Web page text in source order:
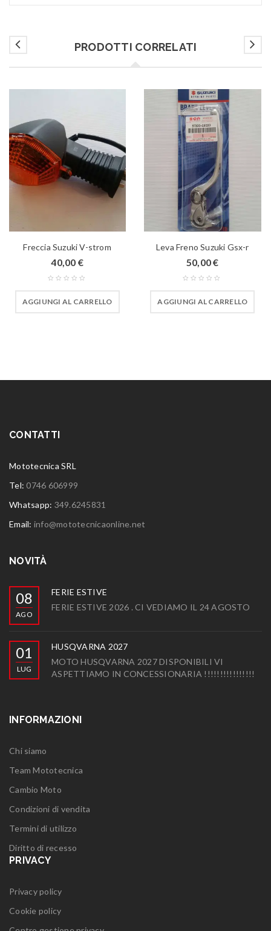
PRODOTTI CORRELATI
Freccia Suzuki V-strom
40,00 €
AGGIUNGI AL CARRELLO
Leva Freno Suzuki Gsx-r
50,00€
AGGIUNGI AL CARRELLO
CONTATTI
Mototecnica SRL
Tel:0746 606999
Whatsapp: 349.6245831
Email: info@mototecnicaonline.net
NOVITÀ
08
AGO
FERIE ESTIVE
FERIE ESTIVE 2026 . CI VEDIAMO IL 24 AGOSTO
01
LUG
HUSQVARNA 2027
MOTO HUSQVARNA 2027 DISPONIBILI VI
ASPETTIAMO IN CONCESSIONARIA !!!!!!!!!!!!!!!!
INFORMAZIONI
Chi siamo
Team Mototecnica
Cambio Moto
Condizioni di vendita
Termini di utilizzo
Diritto di recesso
PRIVACY
Privacy policy
Cookie policy